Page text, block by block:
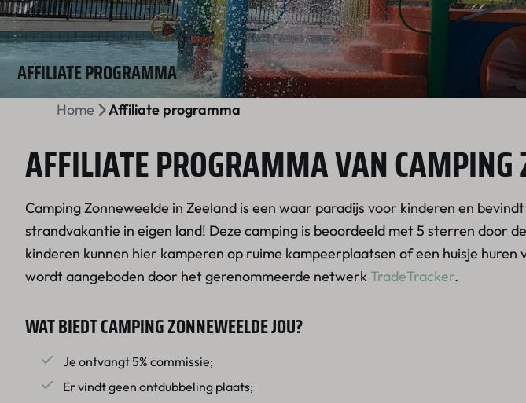
AFFILIATE PROGRAMMA
Home Affiliate programma
AFFILIATE PROGRAMMA VAN CAMPING
Camping Zonneweelde in Zeeland is een waar paradijs voor kinderen en
strandvakantie in eigen land! Deze camping is beoordeeld met 5 sterren door
kinderen kunnen hier kamperen op ruime kampeerplaatsen of een huisje
wordt aangeboden door het gerenommeerde netwerkTradeTracker.
WAT BIEDT CAMPING ZONNEWEELDE JOU?
Je ontvangt 5% commissie;
Er vindt geen ontdubbeling plaats;